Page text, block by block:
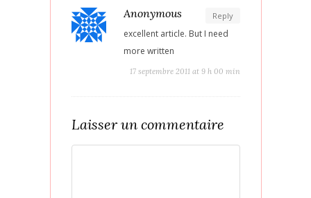
Reply
Anonymous
excellent article. But I need
more written
17 septembre 2011 at 9 h 00 min
Laisser un commentaire